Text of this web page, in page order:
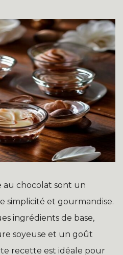
au chocolat sont un
simplicité et gourmandise.
ingrédients de base,
soyeuse et un goût
recette est idéale pour